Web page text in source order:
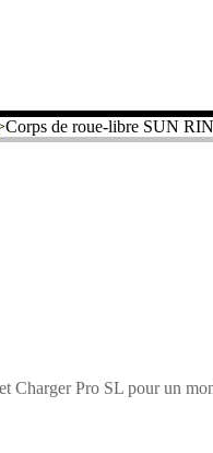
Corps de roue-libre SUN
Charger Pro SL pour un